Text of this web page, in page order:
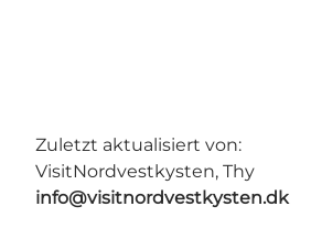
Zuletzt aktualisiert von:
VisitNordvestkysten, Thy
info@visitnordvestkysten.dk